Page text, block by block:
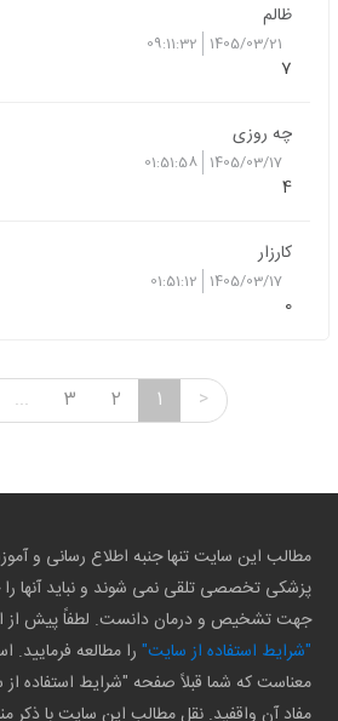
ظالم
1405/03/21
09:11:32
7
چه روزی
1405/03/17
01:51:58
4
کارزار
1405/03/17
01:51:12
0
>
1
2
3
...
مطالب این سایت تنها جنبه اطلاع رسانی و
پزشکی تخصصی تلقی نمی شوند و نباید آنها
جهت تشخیص و درمان دانست. لطفاً پیش از
"شرایط استفاده از سایت" را مطالعه فرمایید.
معناست که شما قبلاً صفحه "شرایط استفاده از
مفاد آن واقفید. نقل مطالب این سایت با ذکر